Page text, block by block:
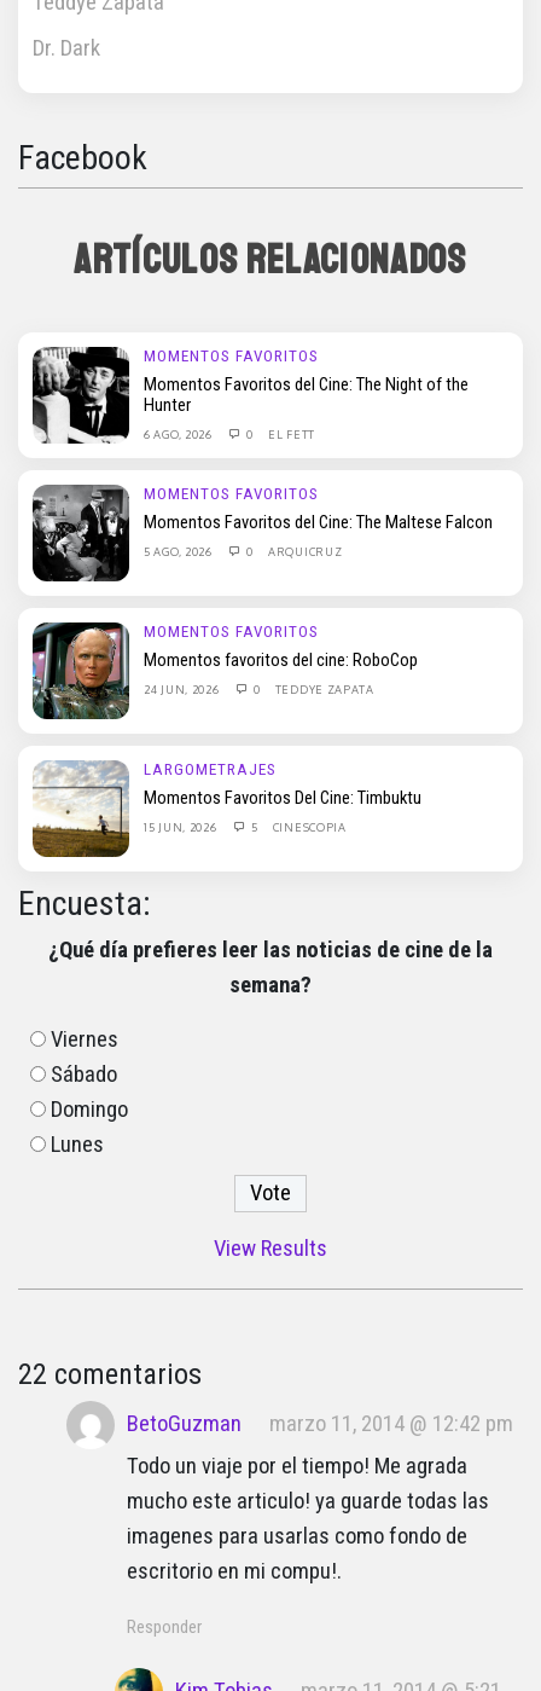
Dr. Dark
Facebook
ARTÍCULOS RELACIONADOS
MOMENTOS FAVORITOS
Momentos Favoritos del Cine: The Night of the
Hunter
6 AGO, 2026 0 EL FETT
MOMENTOS FAVORITOS
Momentos Favoritos del Cine: The Maltese Falcon
5 AGO, 2026 0 ARQUICRUZ
MOMENTOS FAVORITOS
Momentos favoritos del cine: RoboCop
24 JUN, 2026 0 TEDDYE ZAPATA
LARGOMETRAJES
Momentos Favoritos Del Cine: Timbuktu
15 JUN, 2026 5 CINESCOPIA
Encuesta:
¿Qué día prefieres leer las noticias de cine de la
semana?
Viernes
Sábado
Domingo
Lunes
View Results
22 comentarios
BetoGuzman
marzo 11, 2014 @ 12:42 pm
Todo un viaje por el tiempo! Me agrada
mucho este articulo! ya guarde todas las
imagenes para usarlas como fondo de
escritorio en mi compu!.
Responder